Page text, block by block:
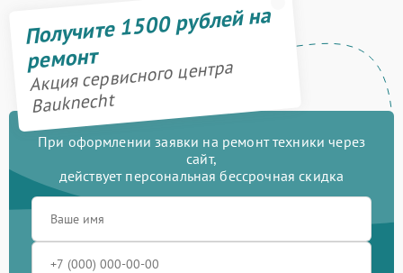
Получите 1500 рублей на
ремонт
Акция сервисного центра
Bauknecht
При оформлении заявки на ремонт техники через
сайт,
действует персональная бессрочная скидка